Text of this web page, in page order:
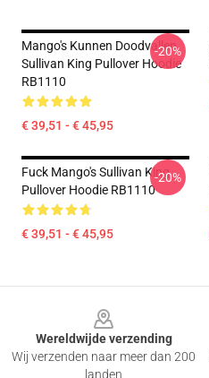
Mango's Kunnen Doodvallen.
Sullivan King Pullover Hoodie
RB1110
€ 39,51 - € 45,95
-20%
Fuck Mango's Sullivan King
Pullover Hoodie RB1110
€ 39,51 - € 45,95
-20%
Wereldwijde verzending
Wij verzenden naar meer dan 200
landen